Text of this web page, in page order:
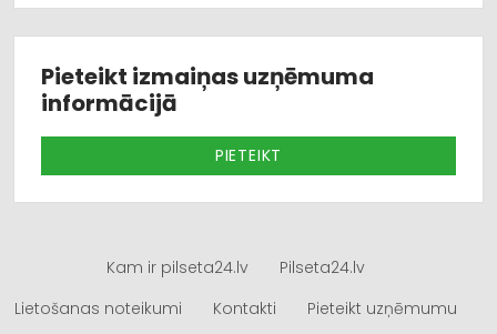
Pieteikt izmaiņas uzņēmuma
informācijā
PIETEIKT
Kam ir pilseta24.lv
Pilseta24.lv
Lietošanas noteikumi
Kontakti Pieteikt uzņēmumu